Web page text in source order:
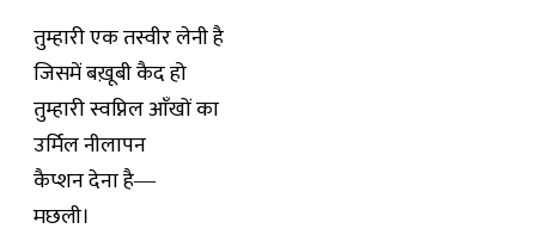
तुम्हारी एक तस्वीर लेनी है
जिसमें बख़ूबी कैद हो
तुम्हारी स्वप्निल आँखों का
उर्मिल नीलापन
कैप्शन देना है―
मछली।